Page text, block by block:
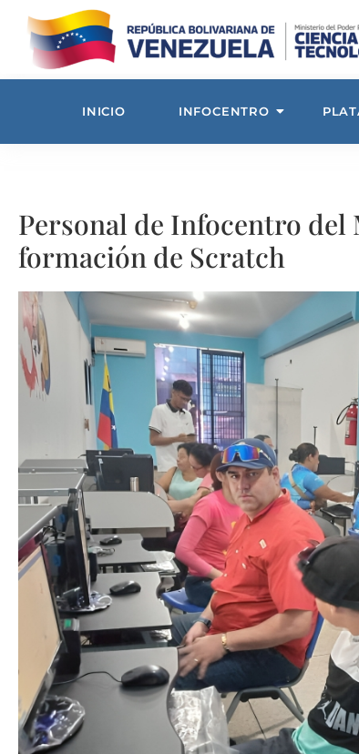
INICIO INFOCENTRO
Personal de Infocentro
formación de Scratch